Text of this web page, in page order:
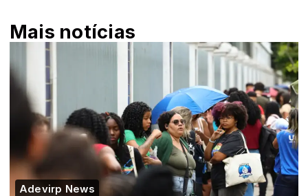
Mais notícias
Adevirp News